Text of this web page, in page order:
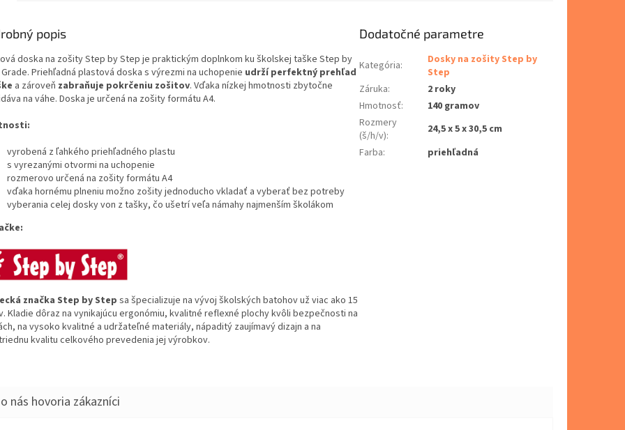
popis
doska na zošity Step by Step je praktickým doplnkom ku školskej taške Step by
Priehľadná plastová doska s výrezmi na uchopenie udrží perfektný prehľad
a zároveň zabraňuje pokrčeniu zošitov. Vďaka nízkej hmotnosti zbytočne
na váhe. Doska je určená na zošity formátu A4.
vyrobená z ľahkého priehľadného plastu
s vyrezanými otvormi na uchopenie
rozmerovo určená na zošity formátu A4
vďaka hornému plneniu možno zošity jednoducho vkladať a vyberať bez potreby
vyberania celej dosky von z tašky, čo ušetrí veľa námahy najmenším školákom
značka Step by Step sa špecializuje na vývoj školských batohov už viac ako 15
Kladie dôraz na vynikajúcu ergonómiu, kvalitné reflexné plochy kvôli bezpečnosti na
na vysoko kvalitné a udržateľné materiály, nápaditý zaujímavý dizajn a na
kvalitu celkového prevedenia jej výrobkov.
Dodatočné parametre
Kategória:
Dosky na zošity Step by
Step
Záruka:
2 roky
Hmotnosť:
140 gramov
Rozmery
(š/h/v):
24,5 x 5 x 30,5 cm
Farba: priehľadná